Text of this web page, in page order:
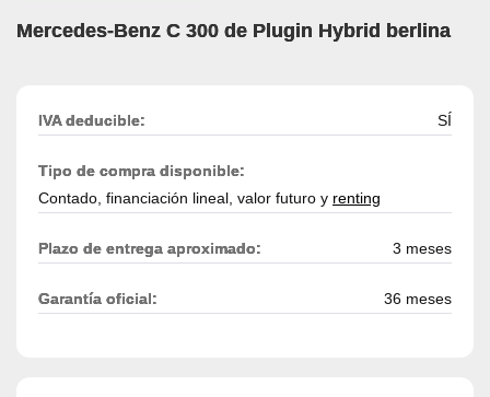
Mercedes-Benz C 300 de Plugin Hybrid berlina
IVA deducible: SÍ
Tipo de compra disponible:
Contado, financiación lineal, valor futuro y renting
Plazo de entrega aproximado: 3 meses
Garantía oficial: 36 meses